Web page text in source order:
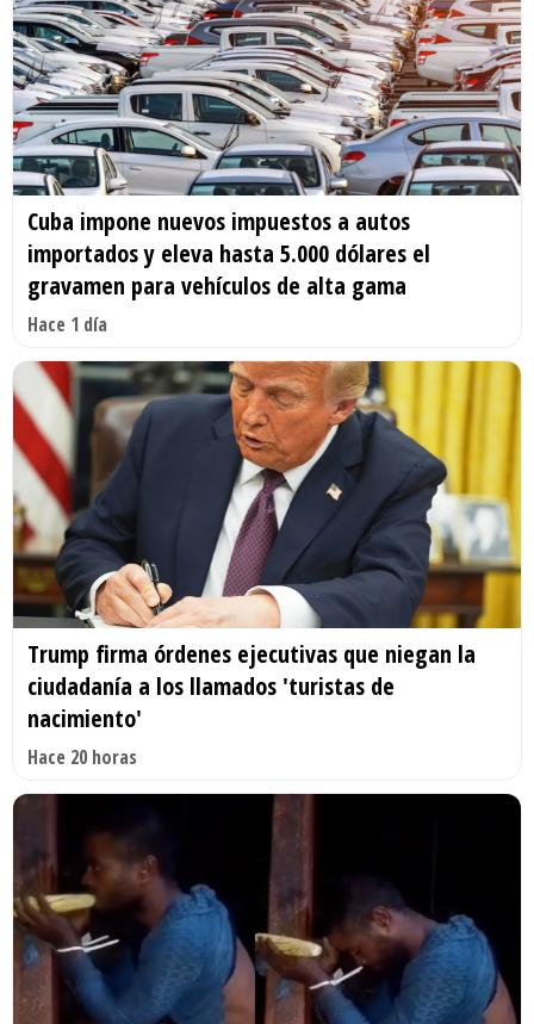
Cuba impone nuevos impuestos a autos
importados y eleva hasta 5.000 dólares el
gravamen para vehículos de alta gama
Hace 1 día
Trump firma órdenes ejecutivas que niegan la
ciudadanía a los llamados 'turistas de
nacimiento'
Hace 20 horas